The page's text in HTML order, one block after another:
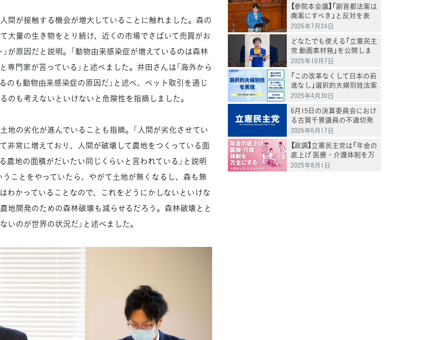
が接触する機会が増大していることに触れました。森の
大量の生き物をとり続け、近くの市場でさばいて売買がお
が原因だと説明。「動物由来感染症が増えているのは森林
門家が言っている」と述べました。井田さんは「海外から
のも動物由来感染症の原因だ」と述べ、ペット取引を通じ
のも考えないといけないと危険性を指摘しました。
の劣化が進んでいることも指摘。「人間が劣化させてい
非常に増えており、人間が破壊して農地をつくっている面
農地の面積がだいたい同じくらいと言われている」と説明
うことをやっていたら、やがて土地が無くなるし、森も無
わかっていることなので、これをどうにかしないといけな
地開発のための森林破壊も減らせるだろう。森林破壊とと
のが世界の状況だ」と述べました。
【参院本会議】「副首都法案は
廃案にすべき」と反対を表
明 岸真紀子議員
2026年7月24日
どなたでも使える「立憲民主
党 動画素材箱」を公開しま
した
2025年10月7日
「この改革なくして日本の前
進なし」選択的夫婦別姓法案
を提出
2025年4月30日
6月15日の決算委員会におけ
る古賀千景議員の不適切発
言と処分について
2026年6月17日
【政調】立憲民主党は「年金の
底上げ 医療・介護体制を万
全にする」
2025年8月1日